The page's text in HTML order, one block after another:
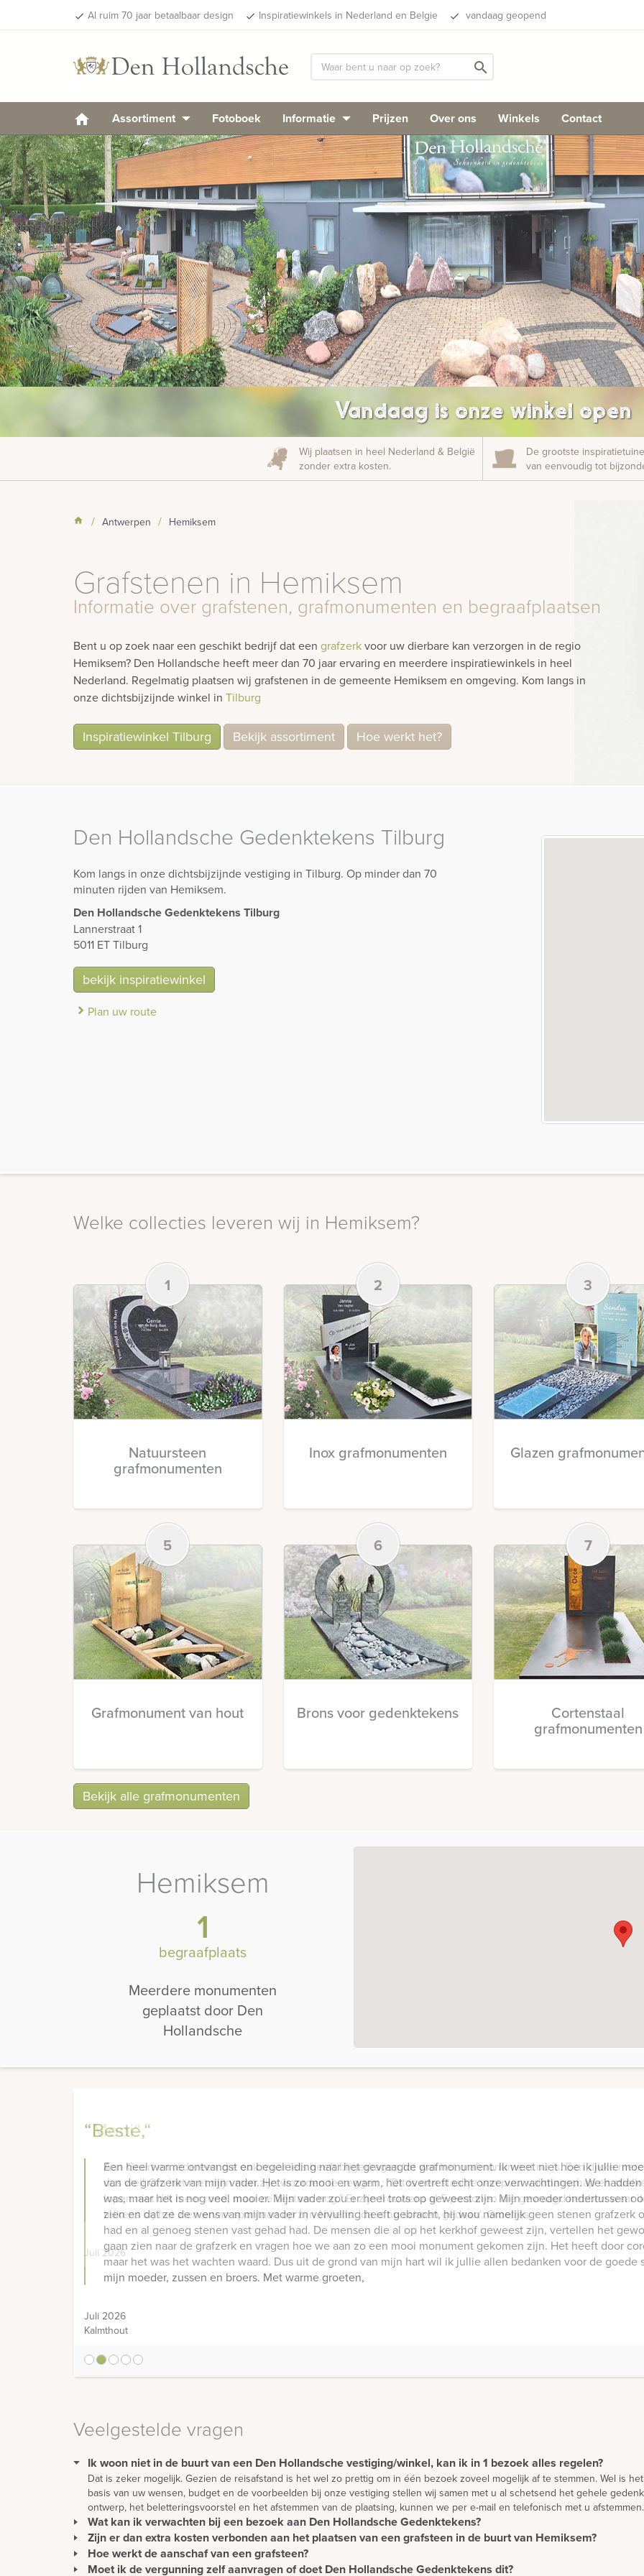
done Al ruim 70 jaar betaalbaar design done Inspiratiewinkels in Nederland en Belgie done vandaag geopend
search
Assortiment Fotoboek Informatie Prijzen Over ons Winkels Contact
Vandaag is onze winkel open
Wij plaatsen in heel Nederland & België
zonder extra kosten.
De grootste
van eenvoudig tot
Antwerpen Hemiksem
Grafstenen in Hemiksem
Informatie over grafstenen, grafmonumenten en begraafplaatsen
Bent u op zoek naar een geschikt bedrijf dat een grafzerkvoor uw dierbare kan verzorgen in de regio
Hemiksem? Den Hollandsche heeft meer dan 70 jaar ervaring en meerdere inspiratiewinkels in heel
Nederland. Regelmatig plaatsen wij grafstenen in de gemeente Hemiksem en omgeving. Kom langs in
onze dichtsbijzijnde winkel in Tilburg
Inspiratiewinkel Tilburg Bekijk assortiment Hoe werkt het?
Den Hollandsche Gedenktekens Tilburg
Kom langs in onze dichtsbijzijnde vestiging in Tilburg. Op minder dan 70
minuten rijden van Hemiksem.
Den Hollandsche Gedenktekens Tilburg
Lannerstraat 1
5011 ET Tilburg
bekijk inspiratiewinkel
Plan uw route
Welke collecties leveren wij in Hemiksem?
1
Natuursteen
grafmonumenten
2
Inox grafmonumenten
3
Glazen
5
Grafmonument van hout
6
Brons voor gedenktekens
7
Cortenstaal
grafmonumenten
Bekijk alle grafmonumenten
Hemiksem
1
begraafplaats
Meerdere monumenten
geplaatst door Den
Hollandsche
“Mooi“
Aan Geert en iedereen die ook maar iets heeft bijgedragen tot wat het grafmonument nu is. Een dikke
dus wel! Om het met mijn man zijn woorden te zeggen : "Dit is een staaltje van puur vakmanschap en
lopen niet dik meer rond, maar ze bestaan nog." Er zijn trouwens al 5 personen die gevraagd hebben
telkens bij het zien ervan spontaan op zijn Nijlens: 'da is nu schoen gedaan'. Groetjes
Juli 2026
Veelgestelde vragen
Ik woon niet in de buurt van een Den Hollandsche vestiging/winkel, kan ik in 1 bezoek alles regelen?
Dat is zeker mogelijk. Gezien de reisafstand is het wel zo prettig om in één bezoek zoveel mogelijk af te stemmen. Wel is
basis van uw wensen, budget en de voorbeelden bij onze vestiging stellen wij samen met u al schetsend het gehele
ontwerp, het beletteringsvoorstel en het afstemmen van de plaatsing, kunnen we per e-mail en telefonisch met u afstemmen.
Wat kan ik verwachten bij een bezoek aan Den Hollandsche Gedenktekens?
In een prettige sfeer en in alle rust kunt u de vele voorbeelden in één van onze showrooms bekijken. U vindt er een grote
beletteringsvoorbeelden en nog veel meer. In onze inspiratietuinen in o.a. Elst. Tilburg, Wezep en Rotterdam kunt u
buitenlucht bekijken. Zo krijgt u echt een representatief beeld van de mogelijkheden en als u vragen heeft, kunt u deze
Zijn er dan extra kosten verbonden aan het plaatsen van een grafsteen in de buurt van Hemiksem?
Wij hanteren voor iedere begraafplaats in Nederland hetzelfde tarief voor plaatsing. Zodoende betaalt u geen extra kosten
plaatsen in heel Nederland en zijn op de hoogte van de lokale richtlijnen van de meeste begraafplaatsen. Hiermee houden
Hoe werkt de aanschaf van een grafsteen?
De aanschaf van een grafmonument begint vaak bij de orieëntatie. Daarna verwerken wij ideeën die u heeft in een
Moet ik de vergunning zelf aanvragen of doet Den Hollandsche Gedenktekens dit?